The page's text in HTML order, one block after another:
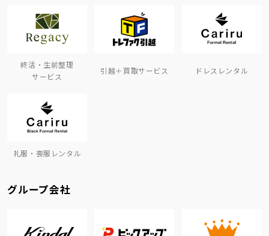
終活・生前整理
サービス
引越＋買取サービス ドレスレンタル
礼服・喪服レンタル
グループ会社